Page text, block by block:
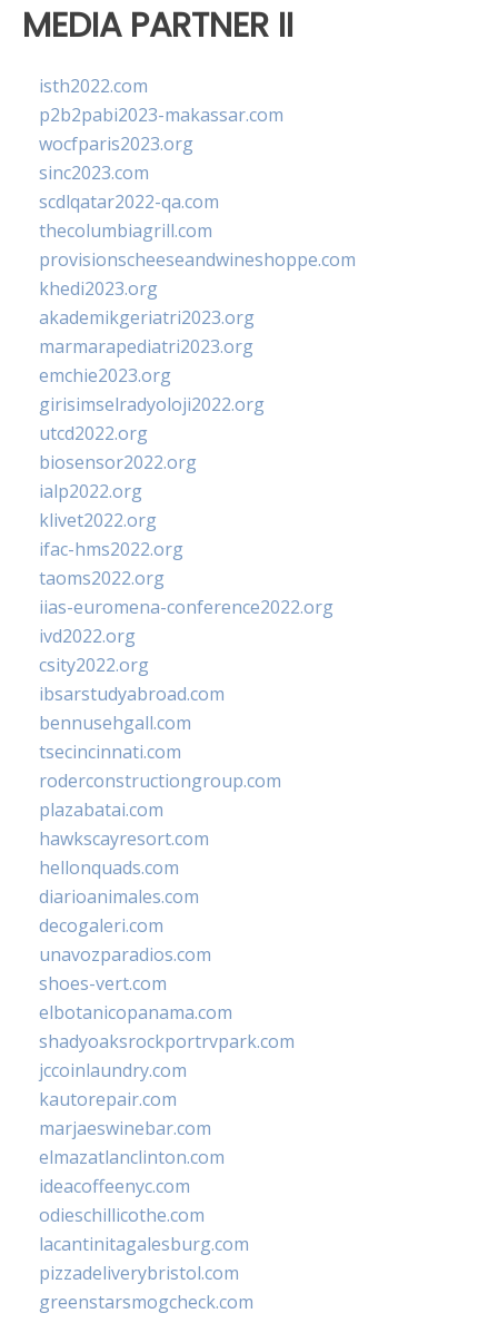
MEDIA PARTNER II
isth2022.com
p2b2pabi2023-makassar.com
wocfparis2023.org
sinc2023.com
scdlqatar2022-qa.com
thecolumbiagrill.com
provisionscheeseandwineshoppe.com
khedi2023.org
akademikgeriatri2023.org
marmarapediatri2023.org
emchie2023.org
girisimselradyoloji2022.org
utcd2022.org
biosensor2022.org
ialp2022.org
klivet2022.org
ifac-hms2022.org
taoms2022.org
iias-euromena-conference2022.org
ivd2022.org
csity2022.org
ibsarstudyabroad.com
bennusehgall.com
tsecincinnati.com
roderconstructiongroup.com
plazabatai.com
hawkscayresort.com
hellonquads.com
diarioanimales.com
decogaleri.com
unavozparadios.com
shoes-vert.com
elbotanicopanama.com
shadyoaksrockportrvpark.com
jccoinlaundry.com
kautorepair.com
marjaeswinebar.com
elmazatlanclinton.com
ideacoffeenyc.com
odieschillicothe.com
lacantinitagalesburg.com
pizzadeliverybristol.com
greenstarsmogcheck.com